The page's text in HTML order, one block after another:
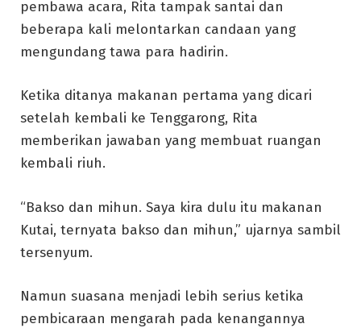
pembawa acara, Rita tampak santai dan
beberapa kali melontarkan candaan yang
mengundang tawa para hadirin.
Ketika ditanya makanan pertama yang dicari
setelah kembali ke Tenggarong, Rita
memberikan jawaban yang membuat ruangan
kembali riuh.
“Bakso dan mihun. Saya kira dulu itu makanan
Kutai, ternyata bakso dan mihun,” ujarnya sambil
tersenyum.
Namun suasana menjadi lebih serius ketika
pembicaraan mengarah pada kenangannya